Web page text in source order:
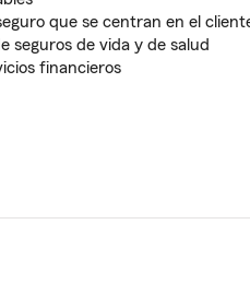
que se centran en el
seguros de vida y de salud
financieros